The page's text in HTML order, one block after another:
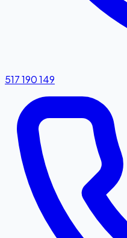
517 190 149